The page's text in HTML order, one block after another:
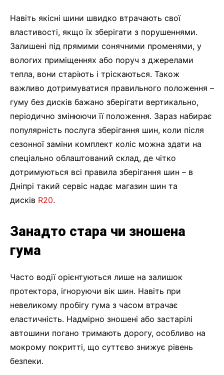
Навіть якісні шини швидко втрачають свої
властивості, якщо їх зберігати з порушеннями.
Залишені під прямими сонячними променями, у
вологих приміщеннях або поруч з джерелами
тепла, вони старіють і тріскаються. Також
важливо дотримуватися правильного положення –
гуму без дисків бажано зберігати вертикально,
періодично змінюючи її положення. Зараз набирає
популярність послуга зберігання шин, коли після
сезонної заміни комплект коліс можна здати на
спеціально облаштований склад, де чітко
дотримуються всі правила зберігання шин – в
Дніпрі такий сервіс надає магазин шин та
дисків R20.
Занадто стара чи зношена
гума
Часто водії орієнтуються лише на залишок
протектора, ігноруючи вік шин. Навіть при
невеликому пробігу гума з часом втрачає
еластичність. Надмірно зношені або застарілі
автошини погано тримають дорогу, особливо на
мокрому покритті, що суттєво знижує рівень
безпеки.